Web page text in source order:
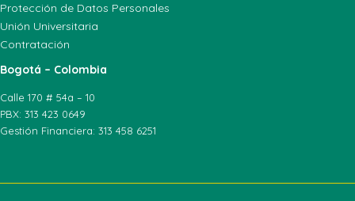
Protección de Datos Personales
Unión Universitaria
Contratación
Bogotá – Colombia
Calle 170 # 54a – 10
PBX: 313 423 0649
Gestión Financiera: 313 458 6251